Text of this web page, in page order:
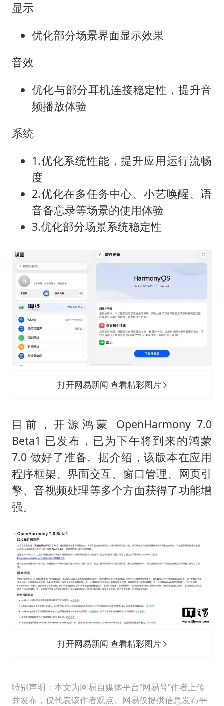
显示
优化部分场景界面显示效果
音效
优化与部分耳机连接稳定性，提升音
频播放体验
系统
1.优化系统性能，提升应用运行流畅
度
2.优化在多任务中心、小艺唤醒、语
音备忘录等场景的使用体验
3.优化部分场景系统稳定性
打开网易新闻 查看精彩图片
目前，开源鸿蒙 OpenHarmony 7.0
Beta1 已发布，已为下午将到来的鸿蒙
7.0 做好了准备。据介绍，该版本在应用
程序框架、界面交互、窗口管理、网页引
擎、音视频处理等多个方面获得了功能增
强。
打开网易新闻 查看精彩图片
特别声明：本文为网易自媒体平台“网易号”作者上传
并发布，仅代表该作者观点。网易仅提供信息发布平